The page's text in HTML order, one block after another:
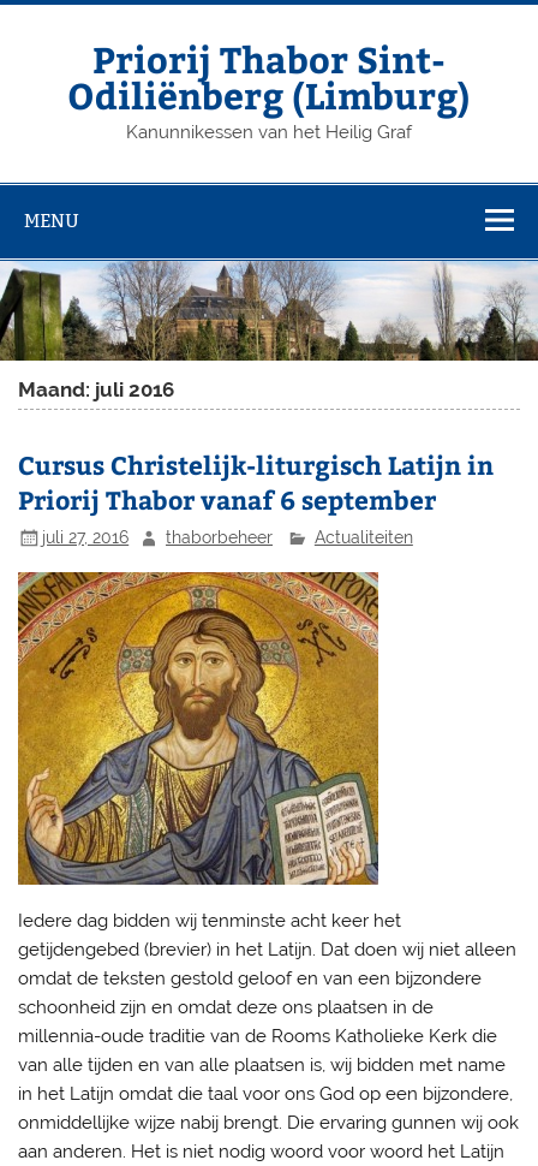
Priorij Thabor Sint-
Odiliënberg (Limburg)
Kanunnikessen van het Heilig Graf
MENU
Maand: juli 2016
Cursus Christelijk-liturgisch Latijn in
Priorij Thabor vanaf 6 september
juli 27, 2016 thaborbeheer Actualiteiten
Iedere dag bidden wij tenminste acht keer het
getijdengebed (brevier) in het Latijn. Dat doen wij niet alleen
omdat de teksten gestold geloof en van een bijzondere
schoonheid zijn en omdat deze ons plaatsen in de
millennia-oude traditie van de Rooms Katholieke Kerk die
van alle tijden en van alle plaatsen is, wij bidden met name
in het Latijn omdat die taal voor ons God op een bijzondere,
onmiddellijke wijze nabij brengt. Die ervaring gunnen wij ook
aan anderen. Het is niet nodig woord voor woord het Latijn